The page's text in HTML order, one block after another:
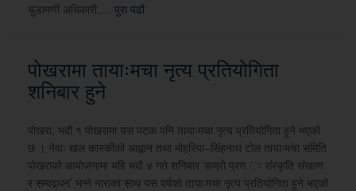
चुडामणी अधिकारी,… पुरा पढौ
पोखरामा तायाःमचा नृत्य प्रतियोगिता
शनिबार हुने
पोखरा, भदौ १ पोखरामा यस पटक पनि तायाःमचा नृत्य प्रतियोगिता हुने भएको
छ । नेवाः खल कास्कीको आह्वान तथा मोहरिया–सिंहनाथ टोल तायाःमचा समिति
पोखराको आयोजनामा यहि भदौ ४ गते शनिबार ‘हाम्रो प्रण ः संस्कृति संरक्षण
र सम्वद्र्धन’ भन्ने नाराका साथ यस वर्षको तायाःमचा नृत्य प्रतियोगिता हुने भएको